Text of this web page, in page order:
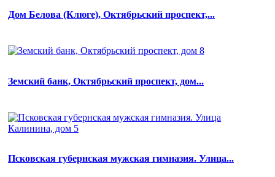
Дом Белова (Клюге), Октябрьский проспект,...
Земский банк, Октябрьский проспект, дом...
Псковская губернская мужская гимназия. Улица...